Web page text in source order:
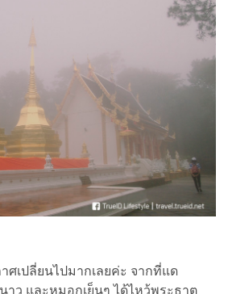
ปลี่ยนไปมากเลยค่ะ จากที่แด
าว และหมอกเย็นๆ ได้ไหว้พระธาตุ